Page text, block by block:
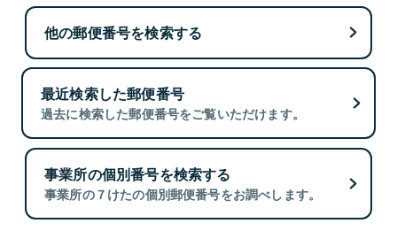
他の郵便番号を検索する
最近検索した郵便番号
過去に検索した郵便番号をご覧いただけます。
事業所の個別番号を検索する
事業所の７けたの個別郵便番号をお調べします。